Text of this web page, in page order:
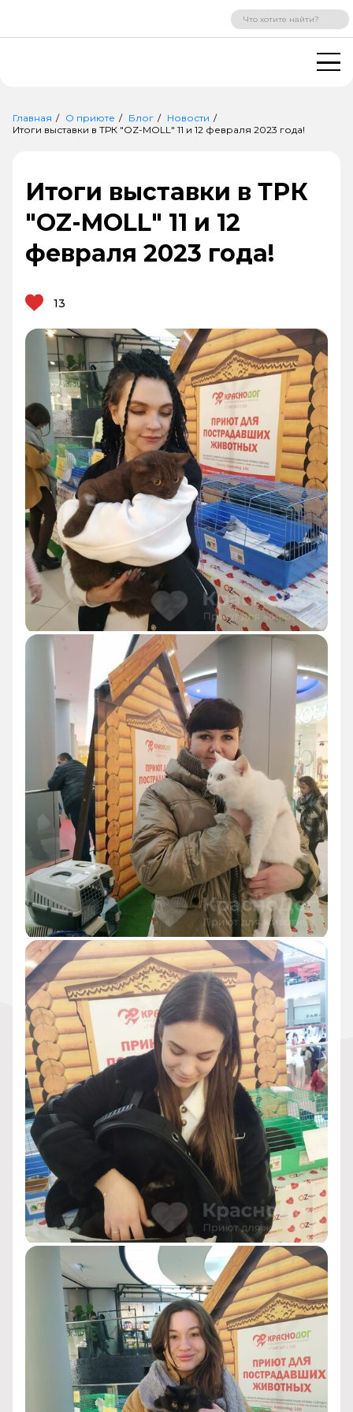
ВХОД РЕГИСТРАЦИЯ
Главная О приюте Блог
Новости
Итоги выставки в ТРК "OZ-MOLL" 11 и 12 февраля 2023 года!
Итоги выставки в ТРК
"OZ-MOLL" 11 и 12
февраля 2023 года!
13